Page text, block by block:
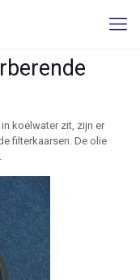
koelwater zit, zijn er
filterkaarsen. De olie